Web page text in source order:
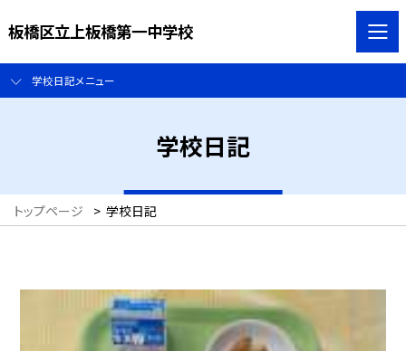
板橋区立上板橋第一中学校
学校日記メニュー
学校日記
トップページ > 学校日記